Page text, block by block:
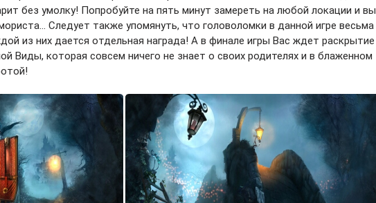
без умолку! Попробуйте на пять минут замереть на любой локации и вы
Следует также упомянуть, что головоломки в данной игре весьма
из них дается отдельная награда! А в финале игры Вас ждет раскрытие
Виды, которая совсем ничего не знает о своих родителях и в блаженном